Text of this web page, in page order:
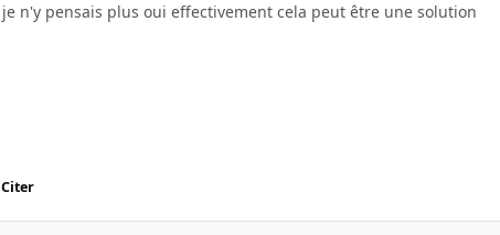
je n'y pensais plus oui effectivement cela peut être une solution
Citer